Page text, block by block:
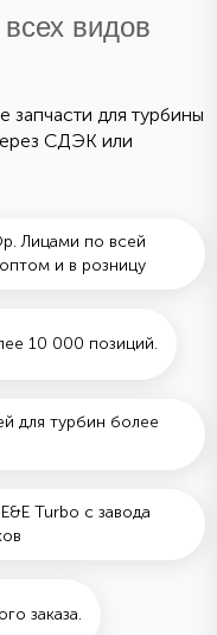
видов
для турбины
СДЭК или
Лицами по всей
и в розницу
10 000 позиций.
для турбин более
Turbo с завода
заказа.